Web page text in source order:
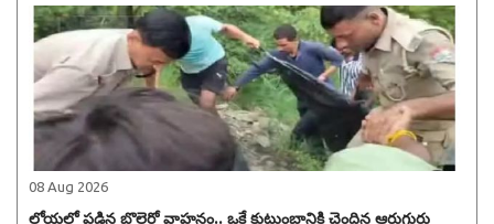
08 Aug 2026
లోయలో పడిన బొలెరో వాహనం.. ఒకే కుటుంబానికి చెందిన ఆరుగురు